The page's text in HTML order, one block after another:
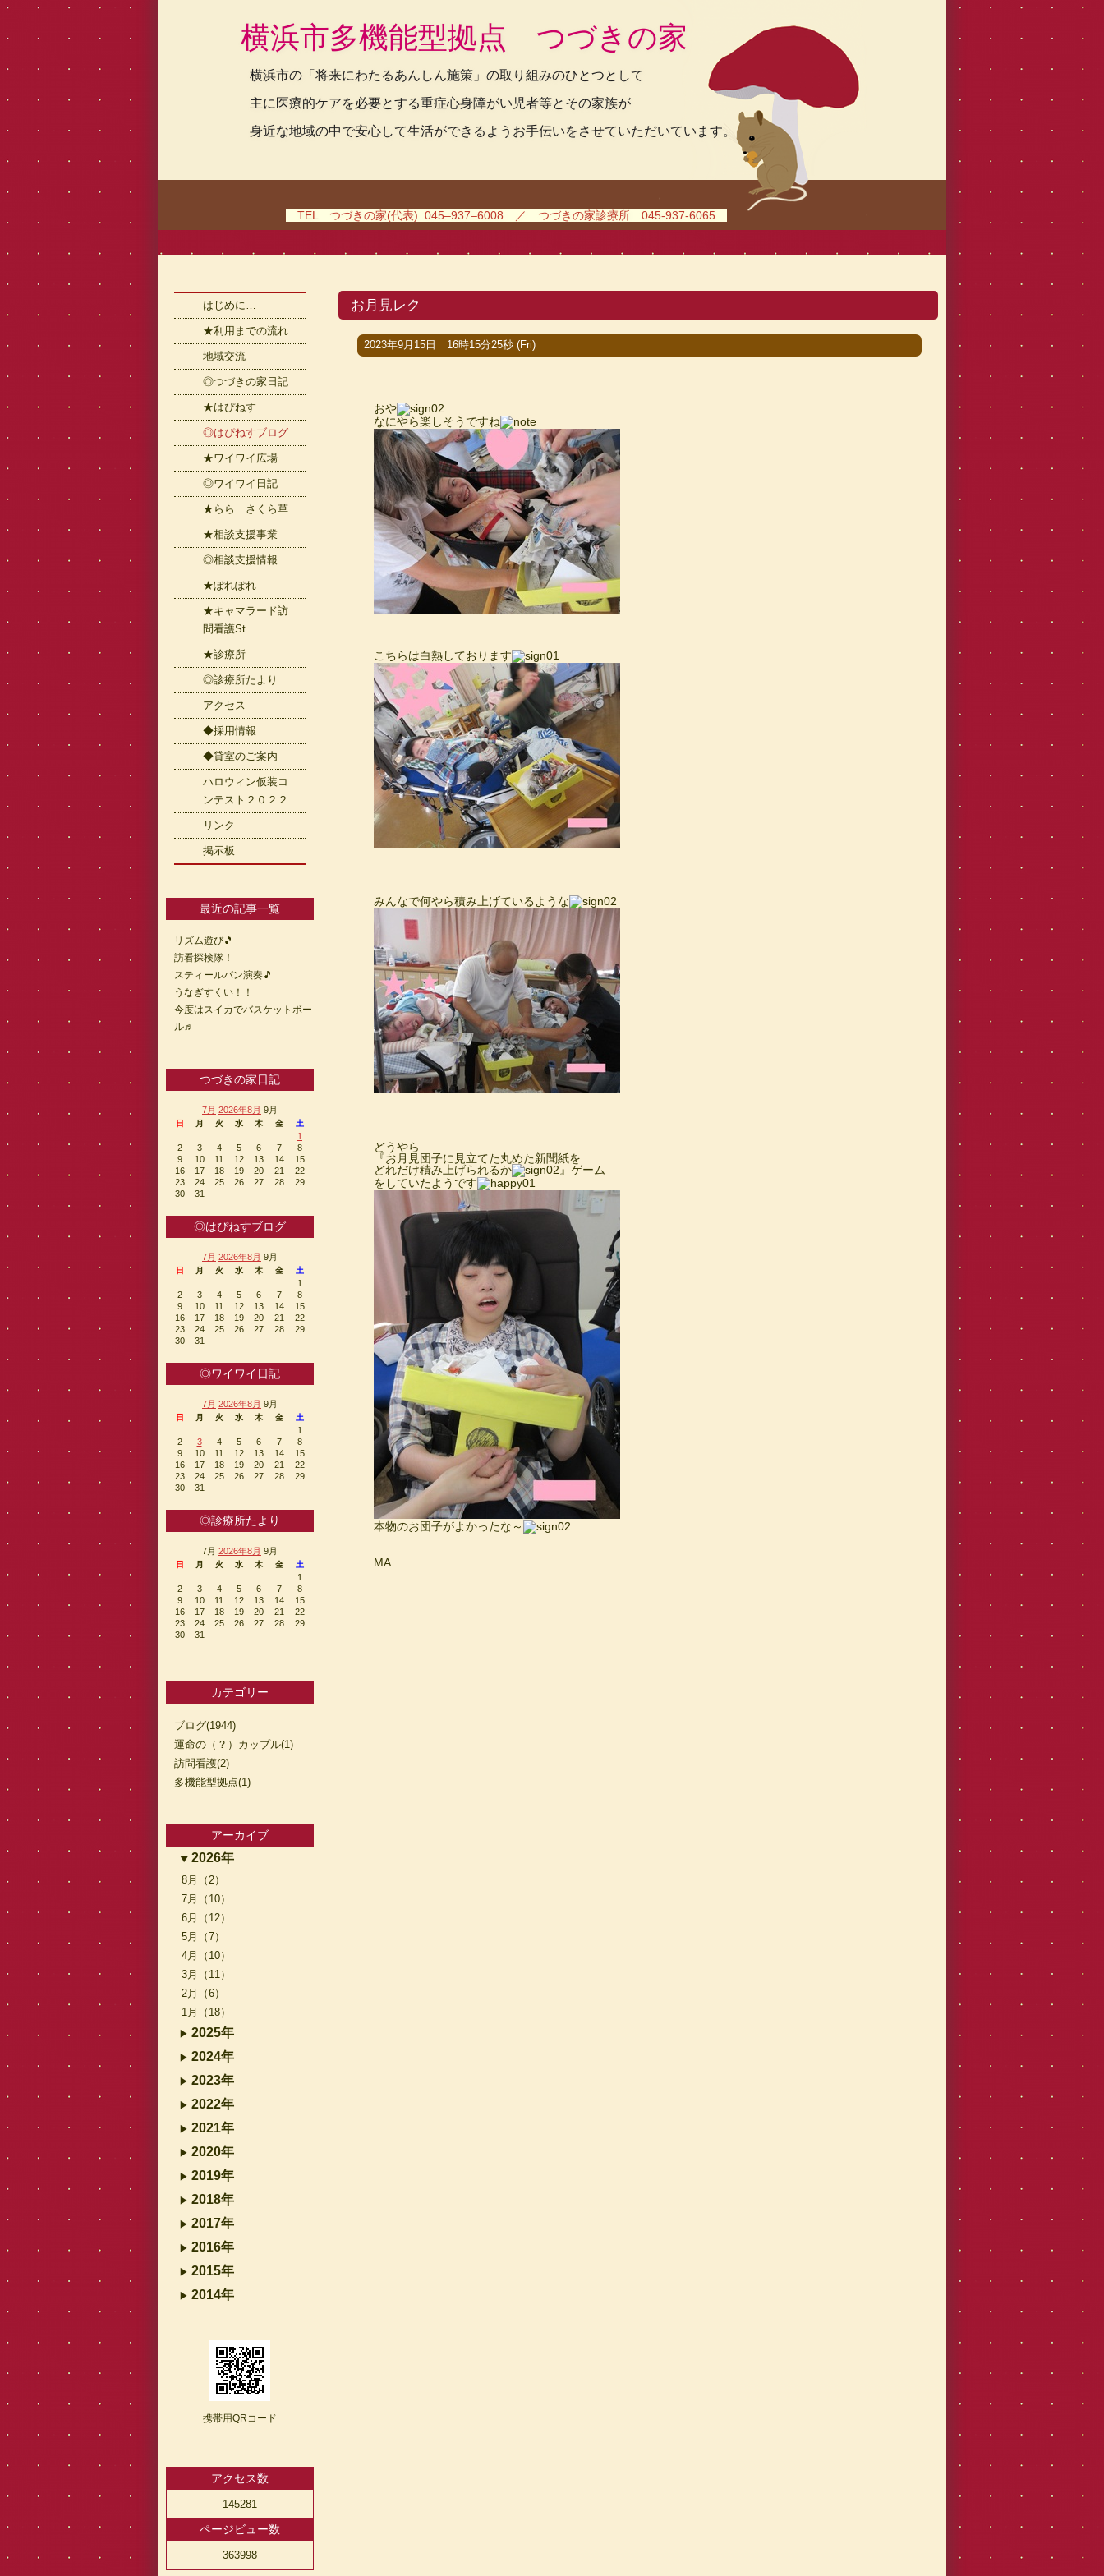
横浜市多機能型拠点 つづきの家
横浜市の「将来にわたるあんしん施策」の取り組みのひとつとして
主に医療的ケアを必要とする重症心身障がい児者等とその家族が
身近な地域の中で安心して生活ができるようお手伝いをさせていただいています。
TEL つづきの家(代表) 045–937–6008 ／ つづきの家診療所 045-937-6065
お月見レク
2023年9月15日 16時15分25秒 (Fri)
おや
なにやら楽しそうですね
こちらは白熱しております
みんなで何やら積み上げているような
どうやら
『お月見団子に見立てた丸めた新聞紙を
どれだけ積み上げられるか
』ゲーム
をしていたようです
本物のお団子がよかったな～
MA
はじめに…
★利用までの流れ
地域交流
◎つづきの家日記
★はぴねす
◎はぴねすブログ
★ワイワイ広場
◎ワイワイ日記
★らら さくら草
★相談支援事業
◎相談支援情報
★ぽれぽれ
★キャマラード訪
問看護St.
★診療所
◎診療所たより
アクセス
◆採用情報
◆貸室のご案内
ハロウィン仮装コ
ンテスト２０２２
リンク
掲示板
最近の記事一覧
リズム遊び🎵
訪看探検隊！
スティールパン演奏🎵
うなぎすくい！！
今度はスイカでバスケットボー
ル♬
つづきの家日記
7月 2026年8月 9月
日 月 火 水 木 金 土
1
2
3 4 5 6 7
8
9
10 11 12 13 14
15
16
17 18 19 20 21
22
23
24 25 26 27 28
29
30
31
◎はぴねすブログ
7月 2026年8月 9月
日 月 火 水 木 金 土
1
2
3 4 5 6 7
8
9
10 11 12 13 14
15
16
17 18 19 20 21
22
23
24 25 26 27 28
29
30
31
◎ワイワイ日記
7月 2026年8月 9月
日 月 火 水 木 金 土
1
2
3 4 5 6 7
8
9
10 11 12 13 14
15
16
17 18 19 20 21
22
23
24 25 26 27 28
29
30
31
◎診療所たより
7月 2026年8月 9月
日 月 火 水 木 金 土
1
2
3 4 5 6 7
8
9
10 11 12 13 14
15
16
17 18 19 20 21
22
23
24 25 26 27 28
29
30
31
カテゴリー
ブログ(1944)
運命の（？）カップル(1)
訪問看護(2)
多機能型拠点(1)
アーカイブ
2026年
8月（2）
7月（10）
6月（12）
5月（7）
4月（10）
3月（11）
2月（6）
1月（18）
2025年
2024年
2023年
2022年
2021年
2020年
2019年
2018年
2017年
2016年
2015年
2014年
携帯用QRコード
アクセス数
145281
ページビュー数
363998